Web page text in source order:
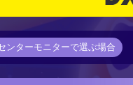
ンターモニターで選ぶ場合